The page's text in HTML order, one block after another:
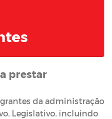
prestar
da administração
Legislativo, incluindo